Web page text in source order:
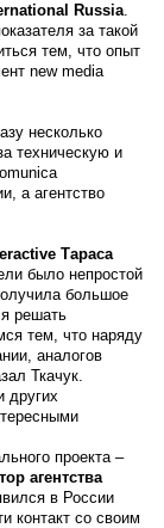
Russia.
за такой
тем, что опыт
new media
несколько
техническую и
а агентство
Тараса
было непростой
большое
решать
тем, что наряду
аналогов
Ткачук.
других
проекта –
агентства
в России
контакт со своим